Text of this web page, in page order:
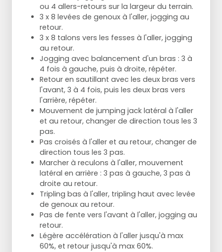
ou 4 allers-retours sur la largeur du terrain.
3 x 8 levées de genoux à l'aller, jogging au
retour.
3 x 8 talons vers les fesses à l'aller, jogging
au retour.
Jogging avec balancement d'un bras : 3 à
4 fois à gauche, puis à droite, répéter.
Retour en sautillant avec les deux bras vers
l'avant, 3 à 4 fois, puis les deux bras vers
l'arrière, répéter.
Mouvement de jumping jack latéral à l'aller
et au retour, changer de direction tous les 3
pas.
Pas croisés à l'aller et au retour, changer de
direction tous les 3 pas.
Marcher à reculons à l'aller, mouvement
latéral en arrière : 3 pas à gauche, 3 pas à
droite au retour.
Tripling bas à l'aller, tripling haut avec levée
de genoux au retour.
Pas de fente vers l'avant à l'aller, jogging au
retour.
Légère accélération à l'aller jusqu'à max
60%, et retour jusqu'à max 60%.